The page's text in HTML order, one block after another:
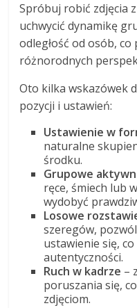
Spróbuj robić zdjęcia
uchwycić dynamikę
odległość od osób,
różnorodnych
Oto kilka wskazówek
pozycji i ustawień:
Ustawienie w
naturalne
środku.
Grupowe
ręce, śmiech lub
wydobyć
Losowe
szeregów,
ustawienie się,
autentyczności.
Ruch w kadrze –
poruszania się,
zdjęciom.